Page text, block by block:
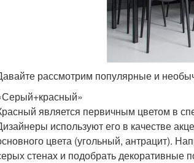
рассмотрим популярные и
является первичным цветом в
используют его в качестве
цвета (угольный, антрацит).
стенах и подобрать декоративные